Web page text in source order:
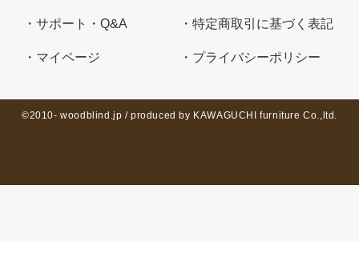
サポート・Q&A
マイページ
特定商取引に基づく表記
プライバシーポリシー
©2010- woodblind.jp / produced by KAWAGUCHI furniture Co.,ltd.